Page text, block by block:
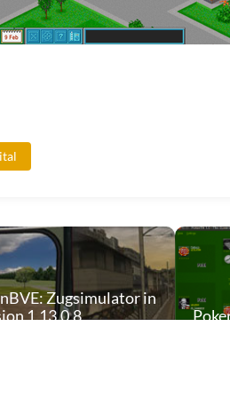
Zugsimulator in
1.13.0.8